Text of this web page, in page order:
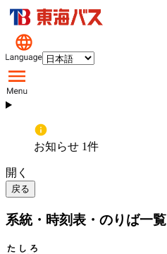
お知らせ 1件
開く
戻る
系統・時刻表・のりば一覧
たしろ